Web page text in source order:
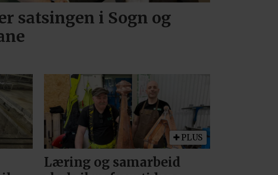
satsingen i Sogn og
PLUS
Læring og samarbeid